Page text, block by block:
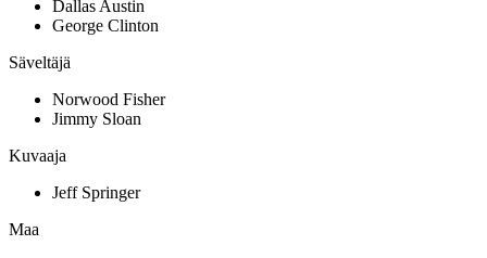
Dallas Austin
George Clinton
Säveltäjä
Norwood Fisher
Jimmy Sloan
Kuvaaja
Jeff Springer
Maa